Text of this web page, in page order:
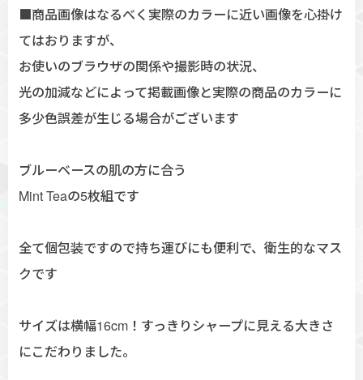
■商品画像はなるべく実際のカラーに近い画像を心掛け
てはおりますが、
お使いのブラウザの関係や撮影時の状況、
光の加減などによって掲載画像と実際の商品のカラーに
多少色誤差が生じる場合がございます
ブルーベースの肌の方に合う
Mint Teaの5枚組です
全て個包装ですので持ち運びにも便利で、衛生的なマス
クです
サイズは横幅16cm！すっきりシャープに見える大きさ
にこだわりました。